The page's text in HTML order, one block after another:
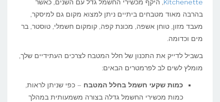
Kitchenette, היקף מכשירי החשמל גדל עם השנים, כאשר
בהרבה מאוד מטבחים ביתיים ניתן למצוא מקום גם למיסקר,
מעבד מזון, טוחן אשפה, מכונת קפה, קומקום חשמלי, טוסטר, בר
מים וכדומה.
בשביל לדייק את התכנון של חלל המטבח לצרכים העתידיים שלך,
מומלץ לשים לב לפרמטרים הבאים:
כמות שקעי חשמל בחלל המטבח – כפי שניתן לראות,
כמות מכשירי החשמל גדלה בצורה משמעותית במהלך